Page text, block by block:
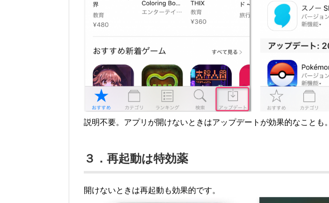
説明不要。アプリが開けないときはアップデートが効果的なことも。
３．再起動は特効薬
開けないときは再起動も効果的です。